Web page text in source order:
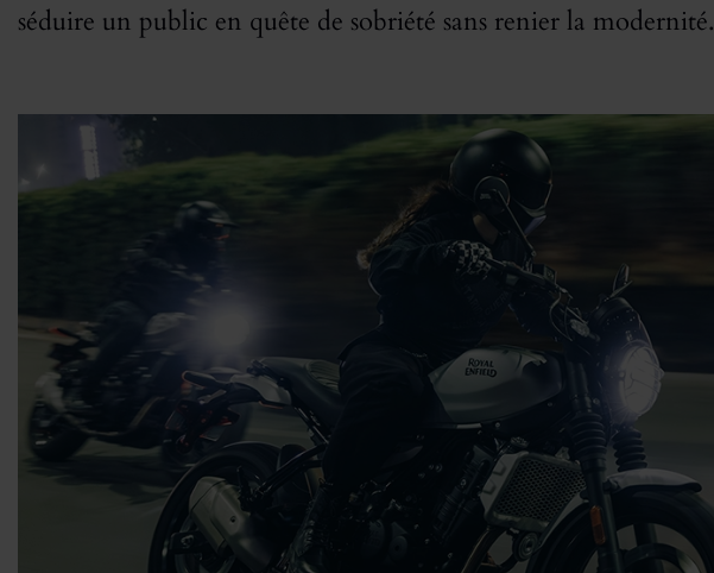
séduire un public en quête de sobriété sans renier la modernité.